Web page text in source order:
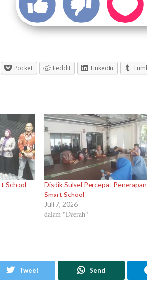
Pocket Reddit LinkedIn
School
Disdik Sulsel Percepat Penerapan
Smart School
Juli 7, 2026
dalam "Daerah"
Tweet Send